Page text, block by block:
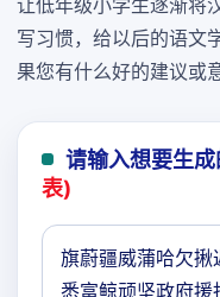
让低年级小学生逐渐将
写习惯，给以后的语文
果您有什么好的建议或
请输入想要生成
表)